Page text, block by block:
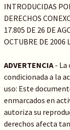
INTRODUCIDAS
DERECHOS
17.805 DE 26 DE
OCTUBRE DE 2006
ADVERTENCIA- La
condicionada a la
uso: Este
enmarcados en
autoriza su
derechos afecta